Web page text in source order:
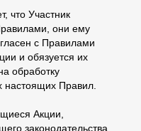
что Участник
они ему
с Правилами
и обязуется их
обработку
настоящих Правил.
Акции,
законодательства